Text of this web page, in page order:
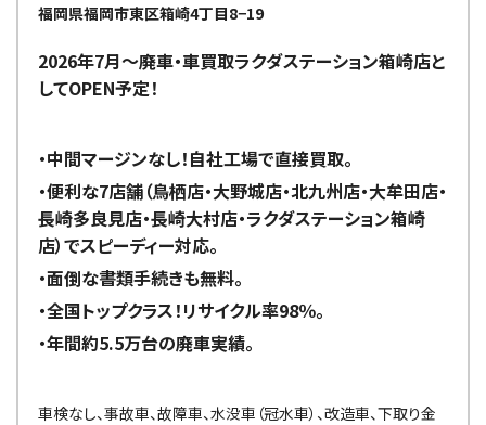
福岡県福岡市東区箱崎4丁目8−19
2026年7月～廃車・車買取ラクダステーション箱崎店と
してOPEN予定！
・中間マージンなし！自社工場で直接買取。
・便利な7店舗（鳥栖店・大野城店・北九州店・大牟田店・
長崎多良見店・長崎大村店・ラクダステーション箱崎
店）でスピーディー対応。
・面倒な書類手続きも無料。
・全国トップクラス！リサイクル率98％。
・年間約5.5万台の廃車実績。
車検なし、事故車、故障車、水没車（冠水車）、改造車、下取り金